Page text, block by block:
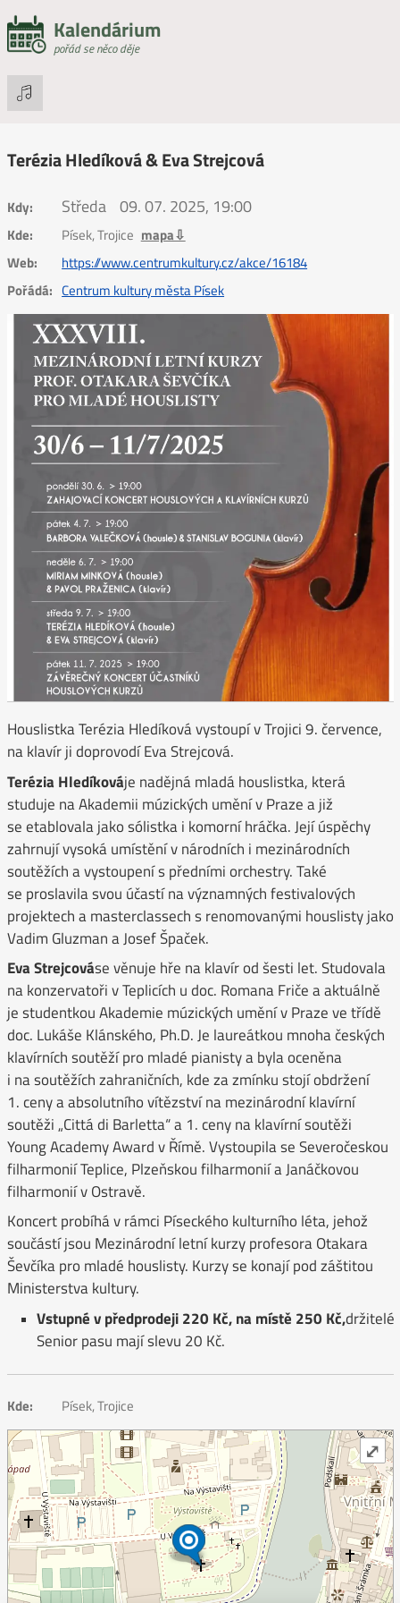
Kalendárium
pořád se něco děje
Terézia Hledíková & Eva Strejcová
Kdy: Středa 09. 07. 2025, 19:00
Kde: Písek, Trojice mapa⇩
Web:
https://www.centrumkultury.cz/akce/16184
Pořádá: Centrum kultury města Písek
Houslistka Terézia Hledíková vystoupí v Trojici 9. července,
na klavír ji doprovodí Eva Strejcová.
Terézia Hledíkováje nadějná mladá houslistka, která
studuje na Akademii múzických umění v Praze a již
se etablovala jako sólistka i komorní hráčka. Její úspěchy
zahrnují vysoká umístění v národních i mezinárodních
soutěžích a vystoupení s předními orchestry. Také
se proslavila svou účastí na významných festivalových
projektech a masterclassech s renomovanými houslisty jako
Vadim Gluzman a Josef Špaček.
Eva Strejcováse věnuje hře na klavír od šesti let. Studovala
na konzervatoři v Teplicích u doc. Romana Friče a aktuálně
je studentkou Akademie múzických umění v Praze ve třídě
doc. Lukáše Klánského, Ph.D. Je laureátkou mnoha českých
klavírních soutěží pro mladé pianisty a byla oceněna
i na soutěžích zahraničních, kde za zmínku stojí obdržení
1. ceny a absolutního vítězství na mezinárodní klavírní
soutěži „Cittá di Barletta“ a 1. ceny na klavírní soutěži
Young Academy Award v Římě. Vystoupila se Severočeskou
filharmonií Teplice, Plzeňskou filharmonií a Janáčkovou
filharmonií v Ostravě.
Koncert probíhá v rámci Píseckého kulturního léta, jehož
součástí jsou Mezinárodní letní kurzy profesora Otakara
Ševčíka pro mladé houslisty. Kurzy se konají pod záštitou
Ministerstva kultury.
Vstupné v předprodeji 220 Kč, na místě 250 Kč,držitelé
Senior pasu mají slevu 20 Kč.
Kde: Písek, Trojice
⤢